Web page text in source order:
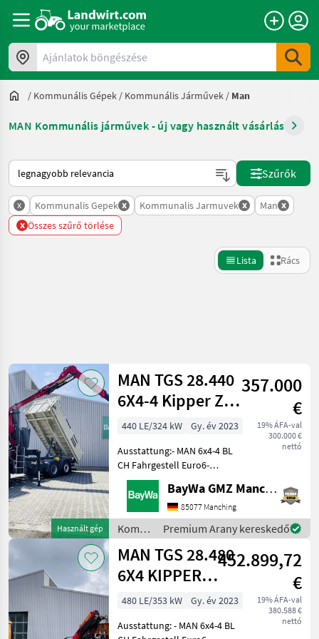
Ajánlatok böngészése
/ Kommunális Gépek / Kommunális Járművek / Man
MAN Kommunális járművek - új vagy használt vásárlás
Így van sorba rendezve a Landwirt.com-on
Szűrők
x Kommunalis Gepek x Kommunalis Jarmuvek x Man x
x Összes szűrő törlése
Lista Rács
Kategória 4 Ország Szűrők
AKTUÁLIS
ÚTVONAL
Kommunális
gépek/eszközök
Kommunalis
Gepek
Kommunalis
Jarmuvek
KATEGÓRIA
KIVÁLASZTÁSA
Visszaállítás
5 eredmény
Használt gép
MAN TGS 28.440
6X4-4 Kipper Z-
Kran
357.000
€
19% ÁFA-val
300.000 €
nettó
440 LE/324 kW
Gy. év 2023
Ausstattung:- MAN 6x4-4 BL
CH Fahrgestell Euro6-
Radstand 3.900mm-
Fahrerhaus NN- Motor MAN
D2676- MAN TipMatic 12.28
Automatikgetriebe - Allrad
Vorderachse- 3. Achs
BayWa GMZ Manching
85077 Manching
Kommunális
gépek /
MAN
Premium Arany kereskedő
MAN TGS 28.480
6X4 KIPPER
KRAN
452.899,72
€
19% ÁFA-val
380.588 €
nettó
480 LE/353 kW
Gy. év 2023
Ausstattung: - MAN 6x4-4 BL